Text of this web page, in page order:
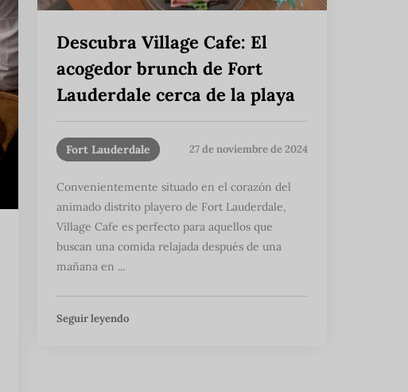
Descubra Village Cafe: El
acogedor brunch de Fort
Lauderdale cerca de la playa
Fort Lauderdale 27 de noviembre de 2024
Convenientemente situado en el corazón del
animado distrito playero de Fort Lauderdale,
Village Cafe es perfecto para aquellos que
buscan una comida relajada después de una
mañana en ...
Seguir leyendo